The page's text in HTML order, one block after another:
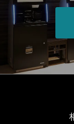
相鉄フレッサイン
駅東口